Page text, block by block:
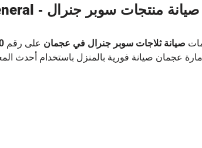
صيانة منتجات سوبر جنرال -
صيانة ثلاجات سوبر جنرال في عجمان على رقم
عجمان صيانة فورية بالمنزل باستخدام أحدث